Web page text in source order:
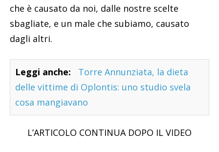
che è causato da noi, dalle nostre scelte
sbagliate, e un male che subiamo, causato
dagli altri.
Leggi anche:
Torre Annunziata, la dieta
delle vittime di Oplontis: uno studio svela
cosa mangiavano
L’ARTICOLO CONTINUA DOPO IL VIDEO